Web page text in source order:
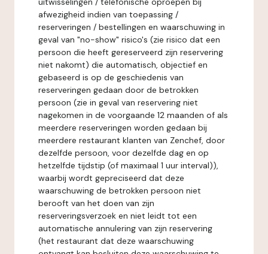
afwezigheid indien van toepassing /
reserveringen / bestellingen en waarschuwing in
geval van "no-show" risico's (zie risico dat een
persoon die heeft gereserveerd zijn reservering
niet nakomt) die automatisch, objectief en
gebaseerd is op de geschiedenis van
reserveringen gedaan door de betrokken
persoon (zie in geval van reservering niet
nagekomen in de voorgaande 12 maanden of als
meerdere reserveringen worden gedaan bij
meerdere restaurant klanten van Zenchef, door
dezelfde persoon, voor dezelfde dag en op
hetzelfde tijdstip (of maximaal 1 uur interval)),
waarbij wordt gepreciseerd dat deze
waarschuwing de betrokken persoon niet
berooft van het doen van zijn
reserveringsverzoek en niet leidt tot een
automatische annulering van zijn reservering
(het restaurant dat deze waarschuwing